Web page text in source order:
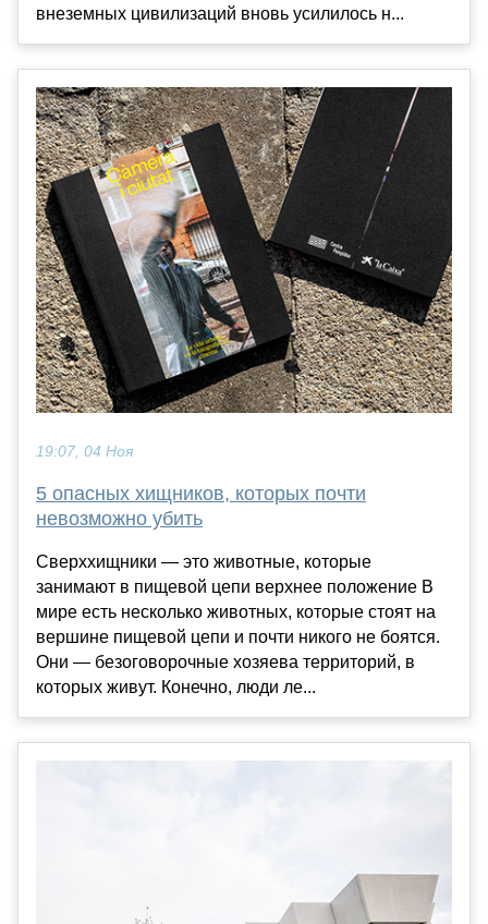
внеземных цивилизаций вновь усилилось н...
19:07, 04 Ноя
5 опасных хищников, которых почти
невозможно убить
Сверххищники — это животные, которые
занимают в пищевой цепи верхнее положение В
мире есть несколько животных, которые стоят на
вершине пищевой цепи и почти никого не боятся.
Они — безоговорочные хозяева территорий, в
которых живут. Конечно, люди ле...